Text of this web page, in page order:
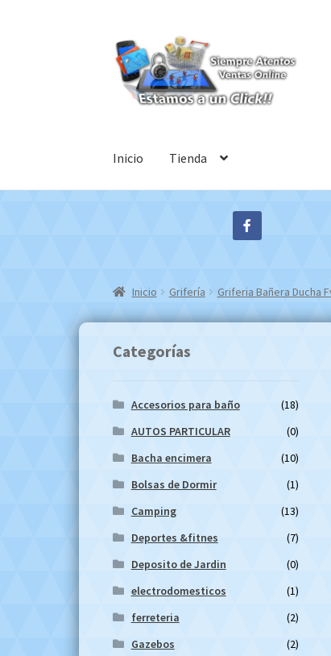
Ir
a
la
navegación
Ir
al
contenido
Inicio Tienda
Inicio Grifería Griferia Bañera Ducha
Categorías
Accesorios para baño
(18)
AUTOS PARTICULAR
(0)
Bacha encimera
(10)
Bolsas de Dormir
(1)
Camping
(13)
Deportes &fitnes
(7)
Deposito de Jardin
(0)
electrodomesticos
(1)
ferreteria
(2)
Gazebos
(2)